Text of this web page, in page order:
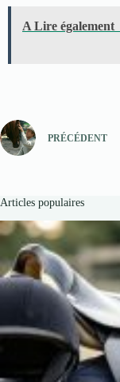
A Lire également
PRÉCÉDENT
Articles populaires